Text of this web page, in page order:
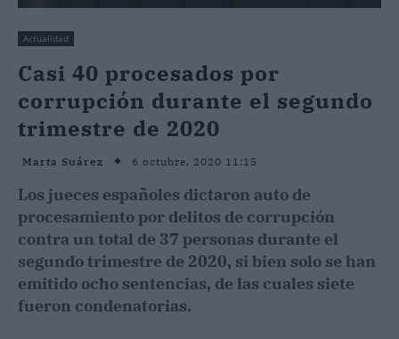
Actualidad
Casi 40 procesados por
corrupción durante el segundo
trimestre de 2020
Marta Suárez 6 octubre, 2020 11:15
Los jueces españoles dictaron auto de
procesamiento por delitos de corrupción
contra un total de 37 personas durante el
segundo trimestre de 2020, si bien solo se han
emitido ocho sentencias, de las cuales siete
fueron condenatorias.